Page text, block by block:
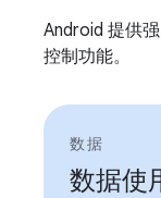
Android 提供
控制功能。
数据
数据使